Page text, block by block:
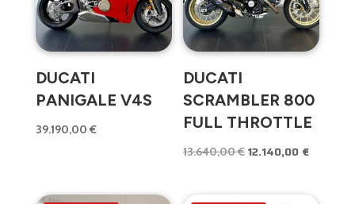
DUCATI
PANIGALE V4S
39.190,00 €
DUCATI
SCRAMBLER 800
FULL THROTTLE
13.640,00€ El
12.140,00 €El